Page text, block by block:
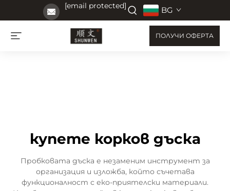
[email protected] BG
ПОЛУЧИ ОФЕРТА
купете корков дъска
Пробковата дъска е незаменим инструмент за
организация и изложба, който съчетава
функционалност с еко-приятелски материали.